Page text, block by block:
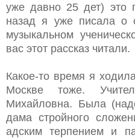
уже давно 25 дет) это
назад я уже писала о
музыкальном
вас этот рассказ читали.
Какое-то время я
Москве тоже.
Михайловна. Была
дама стройного
адским терпением и